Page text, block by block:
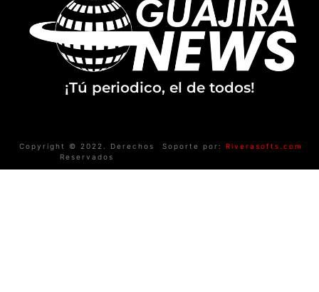
¡Tú periodico, el de todos!
Copyright © 2022. Derechos
Reservados
Soporte por: Riverasofts.com